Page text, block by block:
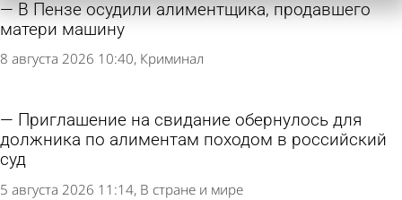
В Пензе осудили алиментщика, продавшего
матери машину
8 августа 2026 10:40 Криминал
Приглашение на свидание обернулось для
должника по алиментам походом в российский
суд
5 августа 2026 11:14 В стране и мире